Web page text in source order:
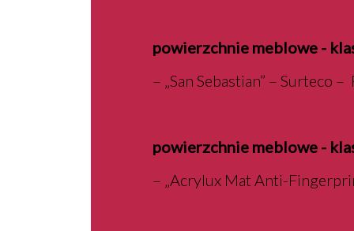
powierzchnie meblowe -
– „San Sebastian” – Surteco
powierzchnie meblowe -
– „Acrylux Mat Anti-